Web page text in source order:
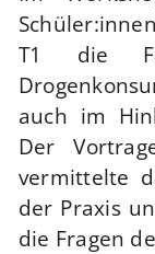
T1 die
auch im
Der
vermittelte
der Praxis
die Fragen